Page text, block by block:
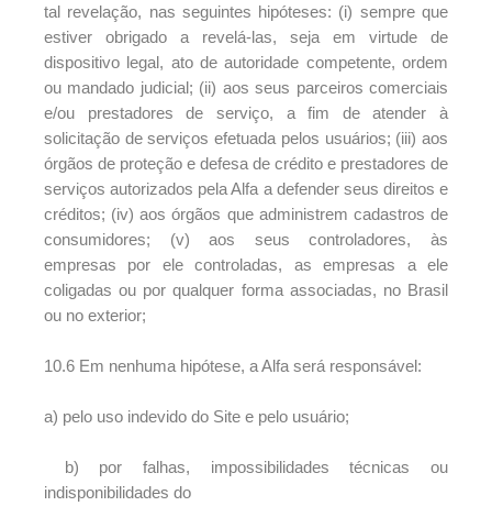
tal revelação, nas seguintes hipóteses: (i) sempre que
estiver obrigado a revelá-las, seja em virtude de
dispositivo legal, ato de autoridade competente, ordem
ou mandado judicial; (ii) aos seus parceiros comerciais
e/ou prestadores de serviço, a fim de atender à
solicitação de serviços efetuada pelos usuários; (iii) aos
órgãos de proteção e defesa de crédito e prestadores de
serviços autorizados pela Alfa a defender seus direitos e
créditos; (iv) aos órgãos que administrem cadastros de
consumidores; (v) aos seus controladores, às
empresas por ele controladas, as empresas a ele
coligadas ou por qualquer forma associadas, no Brasil
ou no exterior;
10.6 Em nenhuma hipótese, a Alfa será responsável:
a) pelo uso indevido do Site e pelo usuário;
b) por falhas, impossibilidades técnicas ou
indisponibilidades do